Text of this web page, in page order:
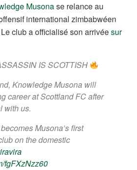
Musonase relance au
international zimbabwéen
club a officialisé son arrivéesur
IS SCOTTISH
Knowledge Musona will
career at Scottland FC after
with us.
Musona’s first
on the domestic
fgFXzNzz60